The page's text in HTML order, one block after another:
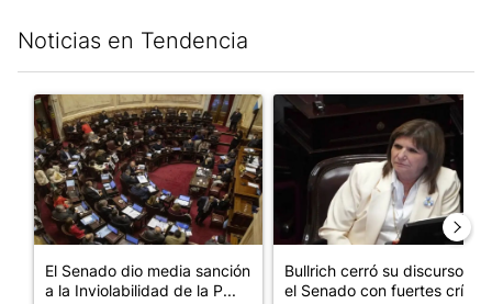
Noticias en Tendencia
Un artículo de tendencia con el título "El Senado dio media
El Senado dio media sanción
a la Inviolabilidad de la P...
Un artículo de tendencia
Bullrich cerró su discurso en
el Senado con fuertes crí...